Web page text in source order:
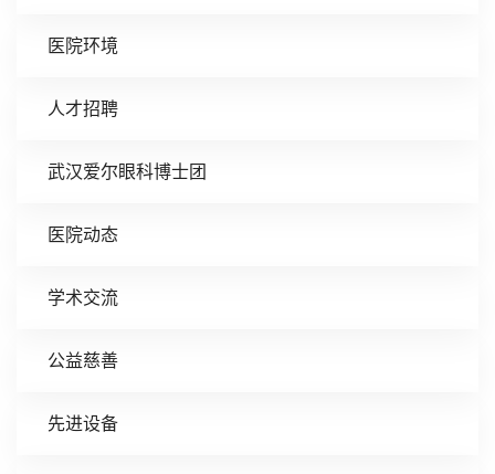
医院环境
人才招聘
武汉爱尔眼科博士团
医院动态
学术交流
公益慈善
先进设备